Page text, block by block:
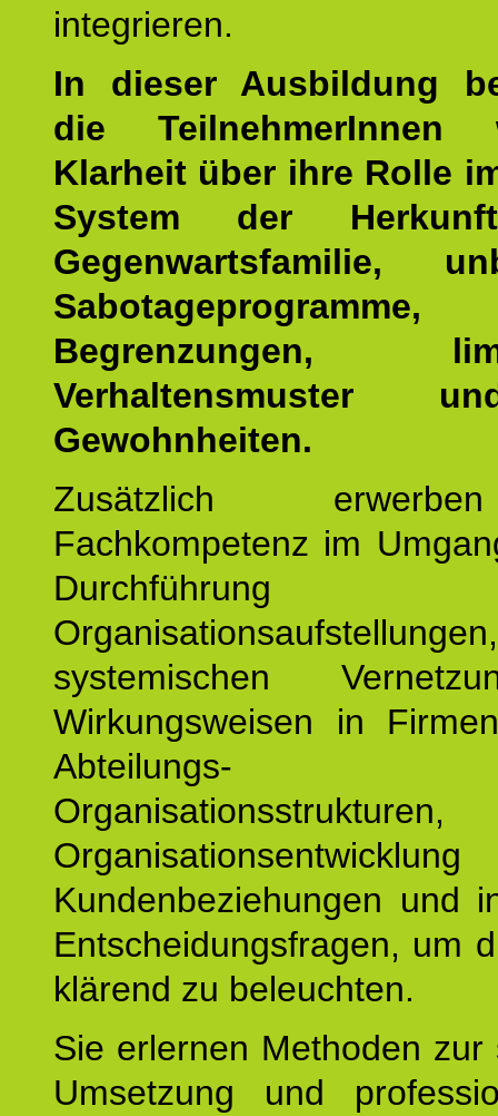
integrieren.
In dieser Ausbildung
die TeilnehmerInnen
Klarheit über ihre Rolle
System der
Gegenwartsfamilie,
Begrenzungen,
Verhaltensmuster
Gewohnheiten.
Zusätzlich
Fachkompetenz im
systemischen
Wirkungsweisen in
Abteilungs-
Kundenbeziehungen und
Entscheidungsfragen, um
klärend zu beleuchten.
Sie erlernen Methoden zur
Umsetzung und